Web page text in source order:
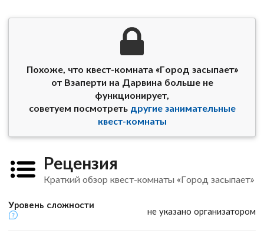
Похоже, что квест-комната «Город засыпает»
от Взаперти на Дарвина больше не
функционирует,
советуем посмотреть другие занимательные
квест-комнаты
Рецензия
Краткий обзор квест-комнаты «Город засыпает»
Уровень сложности
не указано организатором